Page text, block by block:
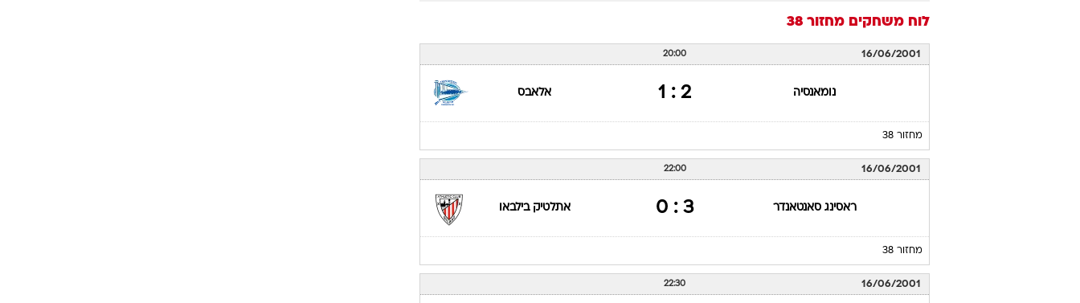
לוח משחקים מחזור 38
16/06/2001
20:00
נומאנסיה 2 : 1 אלאבס
מחזור 38
16/06/2001
22:00
ראסינג סאנטאנדר 3 : 0 אתלטיק בילבאו
מחזור 38
16/06/2001
22:30